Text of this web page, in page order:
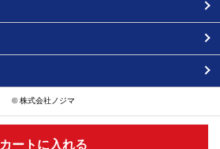
カートに入れる
© 株式会社ノジマ